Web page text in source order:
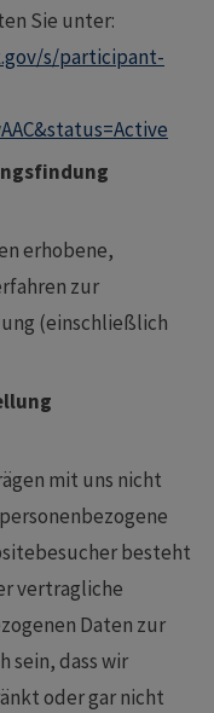
Sie unter:
s/participant-
erhobene,
zur
(einschließlich
mit uns nicht
besteht
vertragliche
Daten zur
sein, dass wir
oder gar nicht